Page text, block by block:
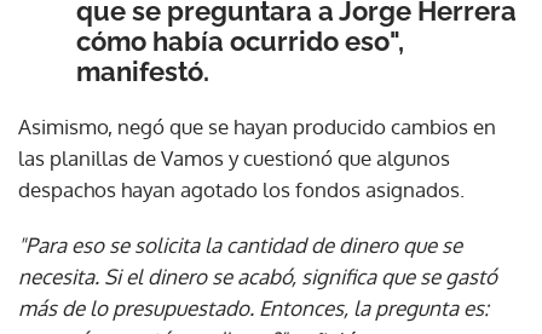
que se preguntara a Jorge Herrera
cómo había ocurrido eso",
manifestó.
Asimismo, negó que se hayan producido cambios en
las planillas de Vamos y cuestionó que algunos
despachos hayan agotado los fondos asignados.
"Para eso se solicita la cantidad de dinero que se
necesita. Si el dinero se acabó, significa que se gastó
más de lo presupuestado. Entonces, la pregunta es: